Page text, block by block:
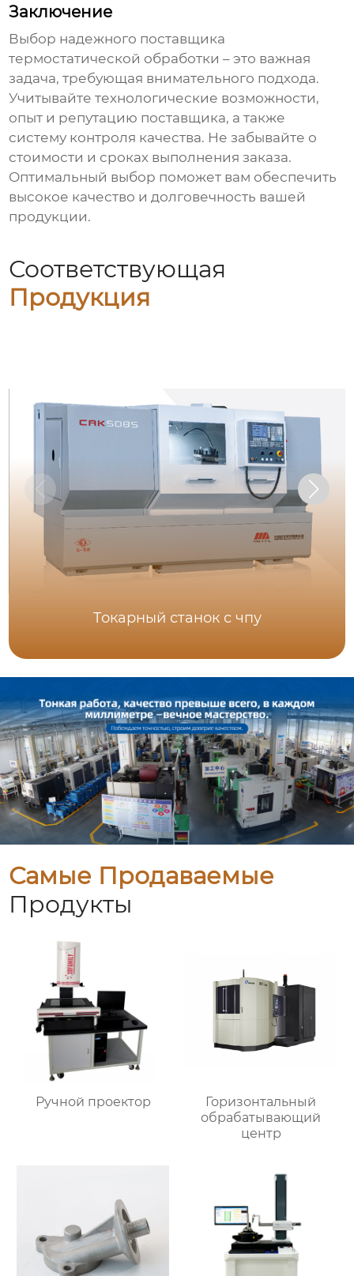
Заключение
Выбор надежного поставщика
термостатической обработки – это важная
задача, требующая внимательного подхода.
Учитывайте технологические возможности,
опыт и репутацию поставщика, а также
систему контроля качества. Не забывайте о
стоимости и сроках выполнения заказа.
Оптимальный выбор поможет вам обеспечить
высокое качество и долговечность вашей
продукции.
Соответствующая
Продукция
Tокарный станок с чпу
Самые Продаваемые
Продукты
Ручной проектор
Горизонтальный
обрабатывающий
центр